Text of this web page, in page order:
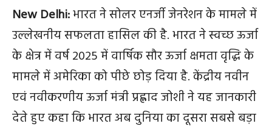
New Delhi:भारत ने सोलर एनर्जी जेनरेशन के मामले में
उल्‍लेखनीय सफलता हासिल की है. भारत ने स्वच्छ ऊर्जा
के क्षेत्र में वर्ष 2025 में वार्षिक सौर ऊर्जा क्षमता वृद्धि के
मामले में अमेरिका को पीछे छोड़ दिया है. केंद्रीय नवीन
एवं नवीकरणीय ऊर्जा मंत्री प्रह्लाद जोशी ने यह जानकारी
देते हुए कहा कि भारत अब दुनिया का दूसरा सबसे बड़ा